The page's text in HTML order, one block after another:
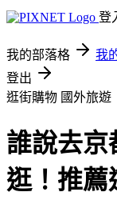
登
我的部落格 我
登出
逛街購物 國外旅遊
誰說去京
逛！推薦